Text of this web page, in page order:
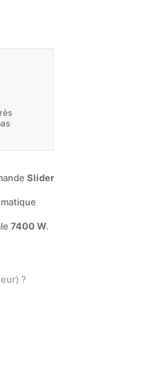
Slider
7400 W.
?